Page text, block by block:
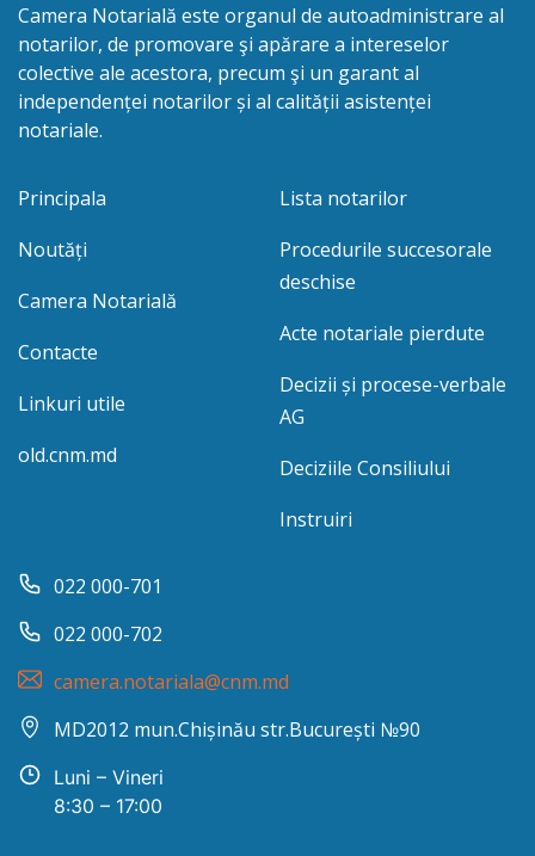
Camera Notarială este organul de autoadministrare al
notarilor, de promovare şi apărare a intereselor
colective ale acestora, precum şi un garant al
independenței notarilor și al calității asistenței
notariale.
Principala
Noutăți
Camera Notarială
Contacte
Linkuri utile
old.cnm.md
Lista notarilor
Procedurile succesorale
deschise
Acte notariale pierdute
Decizii și procese-verbale
AG
Deciziile Consiliului
Instruiri
022 000-701
022 000-702
camera.notariala@cnm.md
MD2012 mun.Chișinău str.București №90
Luni – Vineri
8:30 – 17:00